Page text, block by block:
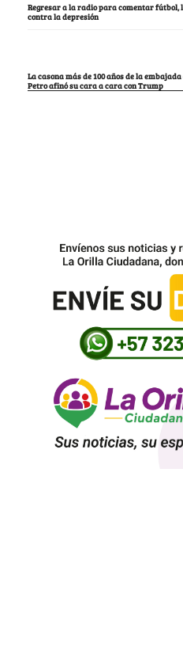
Regresar a la radio para comentar
contra la depresión
La casona más de 100 años de la
Petro afinó su cara a cara con Trump